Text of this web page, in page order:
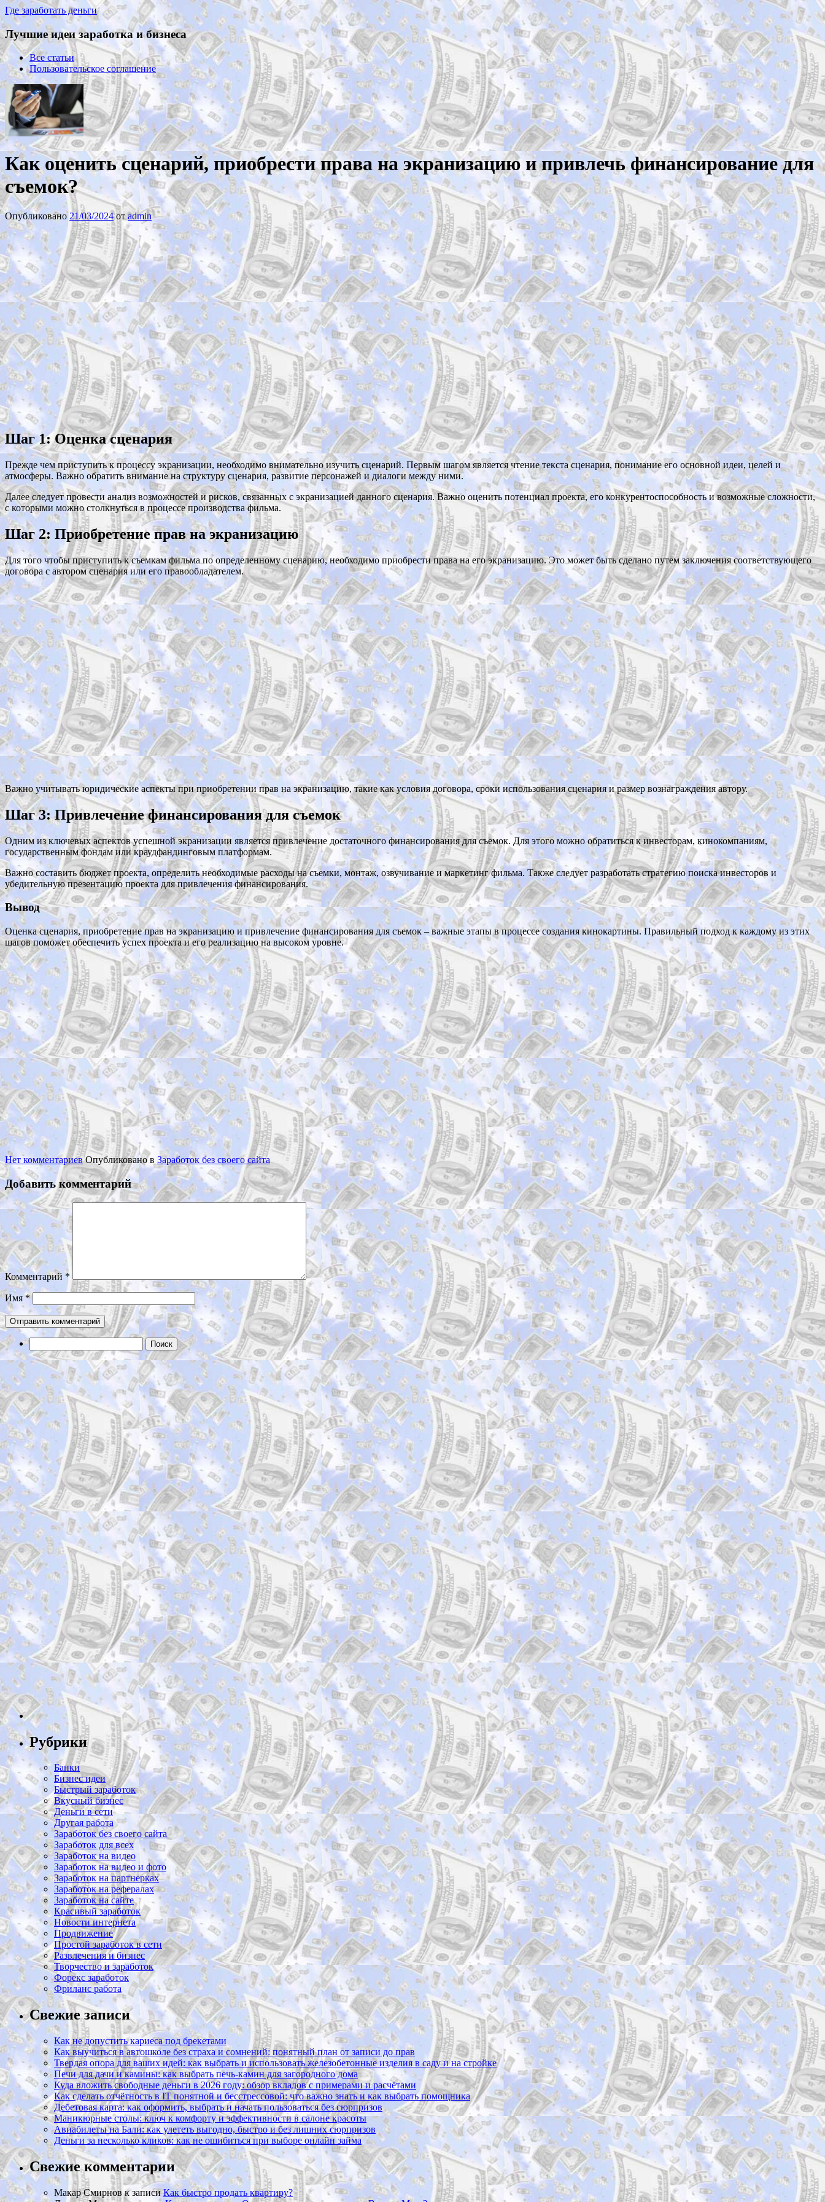
Где заработать деньги
Лучшие идеи заработка и бизнеса
Все статьи
Пользовательское соглашение
Как оценить сценарий, приобрести права на экранизацию и привлечь финансирование для
съемок?
Опубликовано21/03/2024 от admin
Шаг 1: Оценка сценария
Прежде чем приступить к процессу экранизации, необходимо внимательно изучить сценарий. Первым шагом является чтение текста сценария, понимание его основной идеи, целей и
атмосферы. Важно обратить внимание на структуру сценария, развитие персонажей и диалоги между ними.
Далее следует провести анализ возможностей и рисков, связанных с экранизацией данного сценария. Важно оценить потенциал проекта, его конкурентоспособность и возможные сложности,
с которыми можно столкнуться в процессе производства фильма.
Шаг 2: Приобретение прав на экранизацию
Для того чтобы приступить к съемкам фильма по определенному сценарию, необходимо приобрести права на его экранизацию. Это может быть сделано путем заключения соответствующего
договора с автором сценария или его правообладателем.
Важно учитывать юридические аспекты при приобретении прав на экранизацию, такие как условия договора, сроки использования сценария и размер вознаграждения автору.
Шаг 3: Привлечение финансирования для съемок
Одним из ключевых аспектов успешной экранизации является привлечение достаточного финансирования для съемок. Для этого можно обратиться к инвесторам, кинокомпаниям,
государственным фондам или краудфандинговым платформам.
Важно составить бюджет проекта, определить необходимые расходы на съемки, монтаж, озвучивание и маркетинг фильма. Также следует разработать стратегию поиска инвесторов и
убедительную презентацию проекта для привлечения финансирования.
Вывод
Оценка сценария, приобретение прав на экранизацию и привлечение финансирования для съемок – важные этапы в процессе создания кинокартины. Правильный подход к каждому из этих
шагов поможет обеспечить успех проекта и его реализацию на высоком уровне.
Нет комментариев Опубликовано в Заработок без своего сайта
Добавить комментарий
Комментарий *
Имя*
Найти:
Рубрики
Банки
Бизнес идеи
Быстрый заработок
Вкусный бизнес
Деньги в сети
Другая работа
Заработок без своего сайта
Заработок для всех
Заработок на видео
Заработок на видео и фото
Заработок на партнерках
Заработок на рефералах
Заработок на сайте
Красивый заработок
Новости интернета
Продвижение
Простой заработок в сети
Развлечения и бизнес
Творчество и заработок
Форекс заработок
Фриланс работа
Свежие записи
Как не допустить кариеса под брекетами
Как выучиться в автошколе без страха и сомнений: понятный план от записи до прав
Твердая опора для ваших идей: как выбрать и использовать железобетонные изделия в саду и на стройке
Печи для дачи и камины: как выбрать печь-камин для загородного дома
Куда вложить свободные деньги в 2026 году: обзор вкладов с примерами и расчётами
Как сделать отчётность в IT понятной и бесстрессовой: что важно знать и как выбрать помощника
Дебетовая карта: как оформить, выбрать и начать пользоваться без сюрпризов
Маникюрные столы: ключ к комфорту и эффективности в салоне красоты
Авиабилеты на Бали: как улететь выгодно, быстро и без лишних сюрпризов
Деньги за несколько кликов: как не ошибиться при выборе онлайн займа
Свежие комментарии
Макар Смирнов к записиКак быстро продать квартиру?